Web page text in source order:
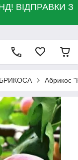
ВІДПРАВКИ З
Абрикос